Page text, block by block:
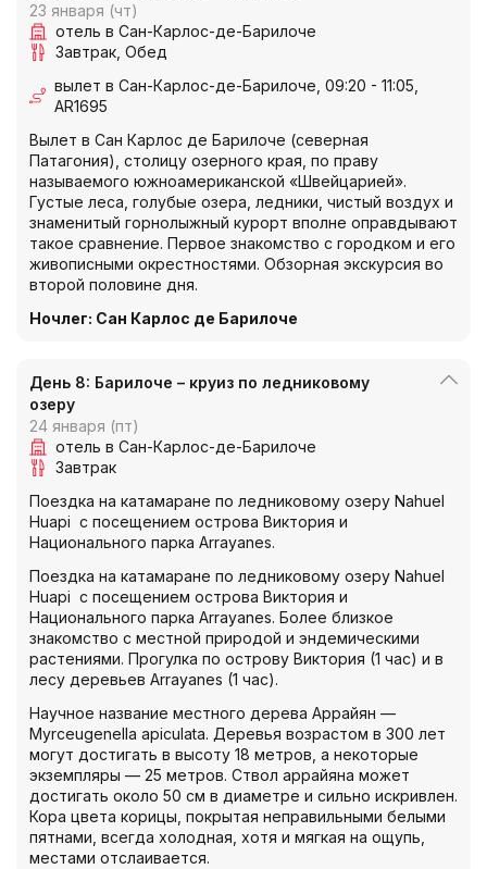
23 января (чт)
отель в Сан-Карлос-де-Барилоче
Завтрак Обед
вылет в Сан-Карлос-де-Барилоче, 09:20 - 11:05,
AR1695
Вылет в Сан Карлос де Барилоче (северная
Патагония), столицу озерного края, по праву
называемого южноамериканской «Швейцарией».
Густые леса, голубые озера, ледники, чистый воздух и
знаменитый горнолыжный курорт вполне оправдывают
такое сравнение. Первое знакомство с городком и его
живописными окрестностями. Обзорная экскурсия во
второй половине дня.
Ночлег: Сан Карлос де Барилоче
День 8: Барилоче – круиз по ледниковому
озеру
24 января (пт)
отель в Сан-Карлос-де-Барилоче
Завтрак
Поездка на катамаране по ледниковому озеру Nahuel
Huapi с посещением острова Виктория и
Национального парка Arrayanes.
Поездка на катамаране по ледниковому озеру Nahuel
Huapi с посещением острова Виктория и
Национального парка Arrayanes. Более близкое
знакомство с местной природой и эндемическими
растениями. Прогулка по острову Виктория (1 час) и в
лесу деревьев Arrayanes (1 час).
Научное название местного дерева Аррайян —
Myrceugenella apiculata. Деревья возрастом в 300 лет
могут достигать в высоту 18 метров, а некоторые
экземпляры — 25 метров. Ствол аррайяна может
достигать около 50 см в диаметре и сильно искривлен.
Кора цвета корицы, покрытая неправильными белыми
пятнами, всегда холодная, хотя и мягкая на ощупь,
местами отслаивается.